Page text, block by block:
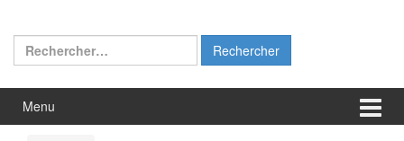
Rechercher :
Menu